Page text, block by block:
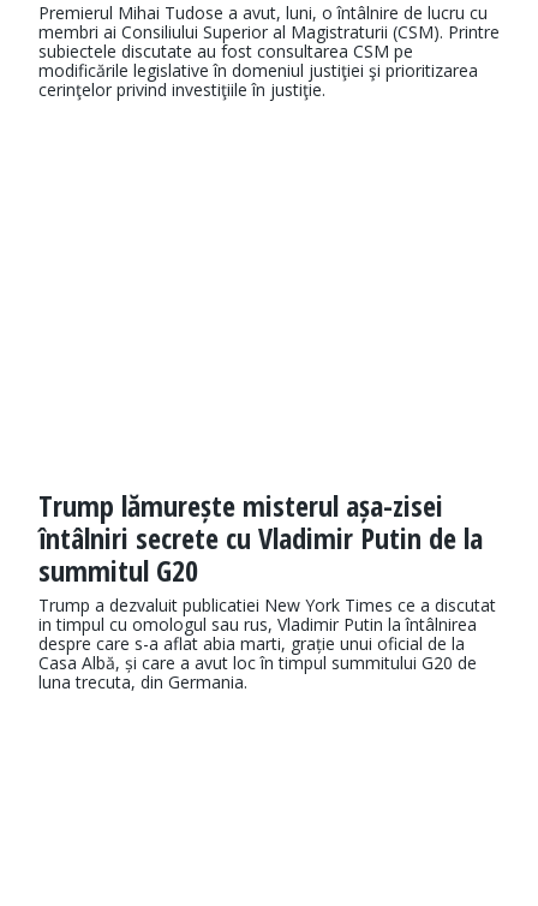
Premierul Mihai Tudose a avut, luni, o întâlnire de lucru cu
membri ai Consiliului Superior al Magistraturii (CSM). Printre
subiectele discutate au fost consultarea CSM pe
modificările legislative în domeniul justiţiei şi prioritizarea
cerinţelor privind investiţiile în justiţie.
Trump lămurește misterul așa-zisei
întâlniri secrete cu Vladimir Putin de la
summitul G20
Trump a dezvaluit publicatiei New York Times ce a discutat
in timpul cu omologul sau rus, Vladimir Putin la întâlnirea
despre care s-a aflat abia marti, grație unui oficial de la
Casa Albă, și care a avut loc în timpul summitului G20 de
luna trecuta, din Germania.